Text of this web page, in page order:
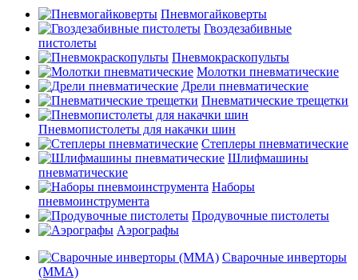
Пневмогайковерты
Гвоздезабивные
пистолеты
Пневмокраскопульты
Молотки пневматические
Дрели пневматические
Пневматические трещетки
Пневмопистолеты для накачки шин
Степлеры пневматические
Шлифмашины
пневматические
Наборы
пневмоинструмента
Продувочные пистолеты
Аэрографы
Сварочные инверторы
(MMA)